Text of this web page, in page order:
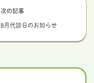
次の記事
8月代診日のお知らせ